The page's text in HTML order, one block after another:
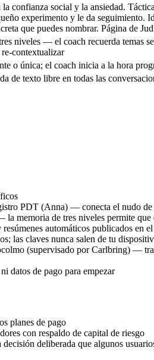
confianza social y la ansiedad.
experimento y le da seguimiento.
que puedes nombrar. Página de
niveles — el coach recuerda temas
re-contextualizar
o única; el coach inicia a la hora
de texto libre en todas las
PDT (Anna) — conecta el nudo de
memoria de tres niveles permite
automáticos publicados en
las claves nunca salen de tu
(supervisado por Carlbring) —
datos de pago para empezar
planes de pago
con respaldo de capital de riesgo
deliberada que algunos